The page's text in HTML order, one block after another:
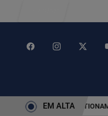
SP CAUSA EM ALTA